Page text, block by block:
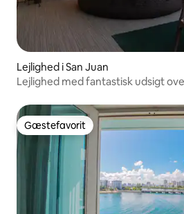
Lejlighed i San Juan
Lejlighed med fantastisk udsigt
Gæstefavorit
Gæstefavorit